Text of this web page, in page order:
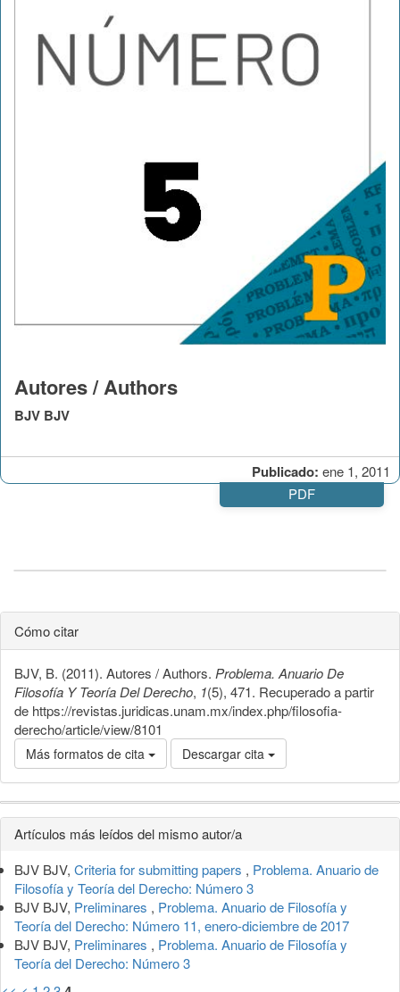
Publicado: ene 1, 2011
Autores / Authors
BJV BJV
PDF
Cómo citar
BJV, B. (2011). Autores / Authors. Problema. Anuario De
Filosofía Y Teoría Del Derecho, 1(5), 471. Recuperado a partir
de https://revistas.juridicas.unam.mx/index.php/filosofia-
derecho/article/view/8101
Más formatos de cita Descargar cita
Detalles
del
artículo
Artículos más leídos del mismo autor/a
BJV BJV, Criteria for submitting papers , Problema. Anuario de
Filosofía y Teoría del Derecho: Número 3
BJV BJV, Preliminares , Problema. Anuario de Filosofía y
Teoría del Derecho: Número 11, enero-diciembre de 2017
BJV BJV, Preliminares , Problema. Anuario de Filosofía y
Teoría del Derecho: Número 3